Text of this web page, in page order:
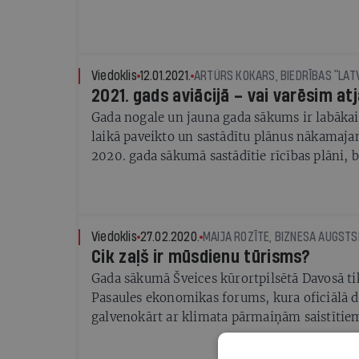
Viedoklis 12.01.2021.
2021. gads aviācijā – vai varēsim
Gada nogale un jauna gada sākums ir
laikā paveikto un sastādītu plānus
2020. gada sākumā sastādītie rīcības plāni,
izplatīsies pa visu pasauli. Nevar noliegt, ka
vīrusa sākotnējo izplatību. Pašlaik Covid-19
kontinentos, pat Antarktīda nav izņēmums.
vīrusa izplatības ierobežošanu globālā
sabrukums, kura sekas mēs izjutīsim vēl
Viedoklis 27.02.2020.
Cik zaļš ir mūsdienu tūrisms?
Gada sākumā Šveices kūrortpilsētā Davosā
Pasaules ekonomikas forums, kura oficiālā
galvenokārt ar klimata pārmaiņām
nozarēm, kura globāli seko ilgtspējīgas